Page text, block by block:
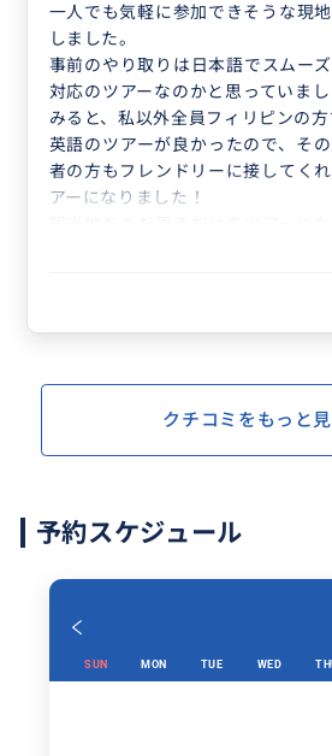
一人でも気軽に参加できそうな現
しました。
事前のやり取りは日本語でスムー
対応のツアーなのかと思っていま
みると、私以外全員フィリピンの方
英語のツアーが良かったので、そ
者の方もフレンドリーに接してく
アーになりました！
方と交流できたことは、価格以上
クチコミをもっと
予約スケジュール
SUN MON TUE WED